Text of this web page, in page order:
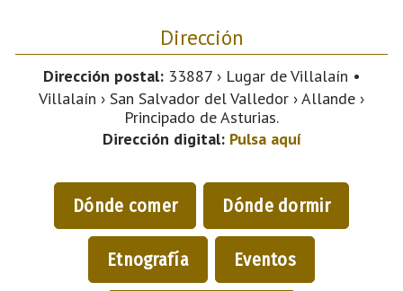
Dirección
Dirección postal:33887 › Lugar de Villalaín •
Villalaín › San Salvador del Valledor › Allande ›
Principado de Asturias.
Dirección digital: Pulsa aquí
Dónde comer Dónde dormir
Etnografía Eventos